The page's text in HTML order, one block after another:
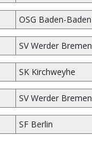
OSG Baden-Baden
SV Werder Bremen
SK Kirchweyhe
SV Werder Bremen
SF Berlin